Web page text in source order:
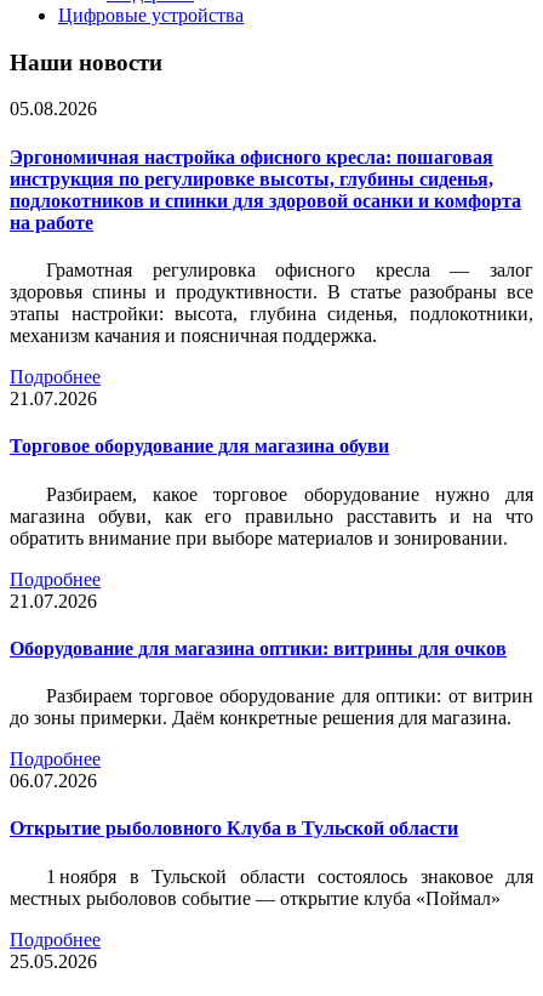
Цифровые устройства
Наши новости
05.08.2026
Эргономичная настройка офисного кресла: пошаговая
инструкция по регулировке высоты, глубины сиденья,
подлокотников и спинки для здоровой осанки и комфорта
на работе
Грамотная регулировка офисного кресла — залог
здоровья спины и продуктивности. В статье разобраны все
этапы настройки: высота, глубина сиденья, подлокотники,
механизм качания и поясничная поддержка.
Подробнее
21.07.2026
Торговое оборудование для магазина обуви
Разбираем, какое торговое оборудование нужно для
магазина обуви, как его правильно расставить и на что
обратить внимание при выборе материалов и зонировании.
Подробнее
21.07.2026
Оборудование для магазина оптики: витрины для очков
Разбираем торговое оборудование для оптики: от витрин
до зоны примерки. Даём конкретные решения для магазина.
Подробнее
06.07.2026
Открытие рыболовного Клуба в Тульской области
1 ноября в Тульской области состоялось знаковое для
местных рыболовов событие — открытие клуба «Поймал»
Подробнее
25.05.2026